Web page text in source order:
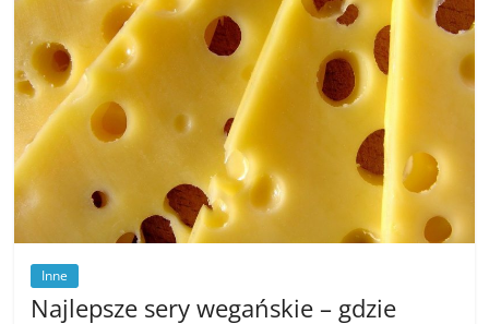
Inne
Najlepsze sery wegańskie – gdzie